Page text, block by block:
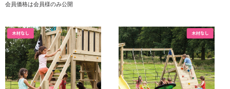
会員価格は会員様のみ公開